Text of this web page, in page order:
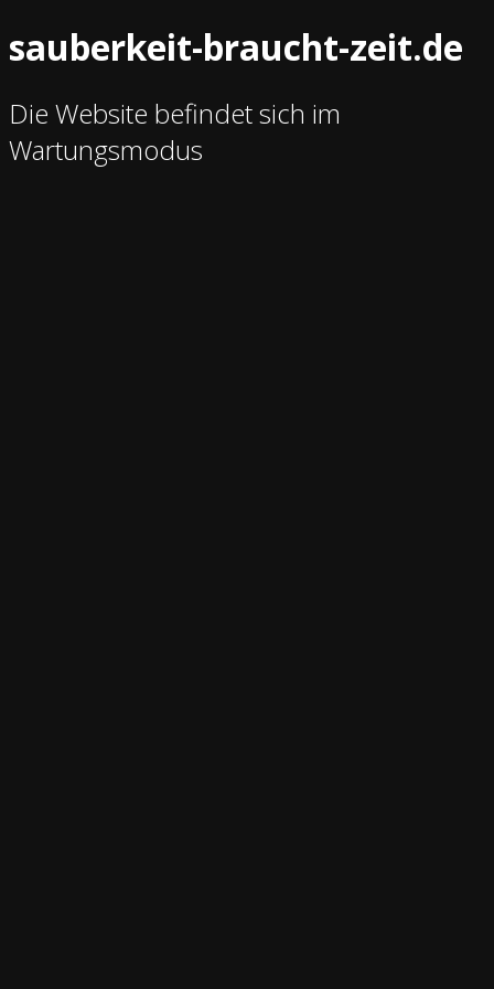
sauberkeit-braucht-zeit.de
Die Website befindet sich im
Wartungsmodus